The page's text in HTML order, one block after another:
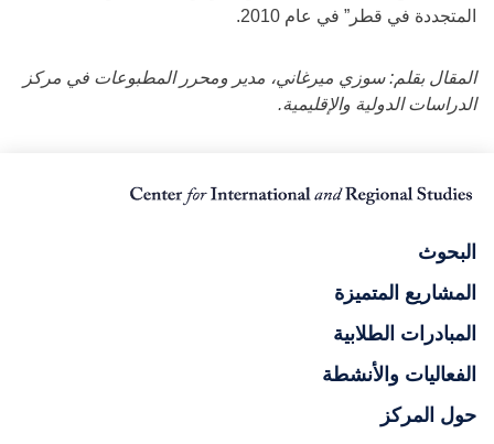
المتجددة في قطر” في عام 2010.
المقال بقلم: سوزي ميرغاني، مدير ومحرر المطبوعات في مركز
الدراسات الدولية والإقليمية.
البحوث
المشاريع المتميزة
المبادرات الطلابية
الفعاليات والأنشطة
حول المركز